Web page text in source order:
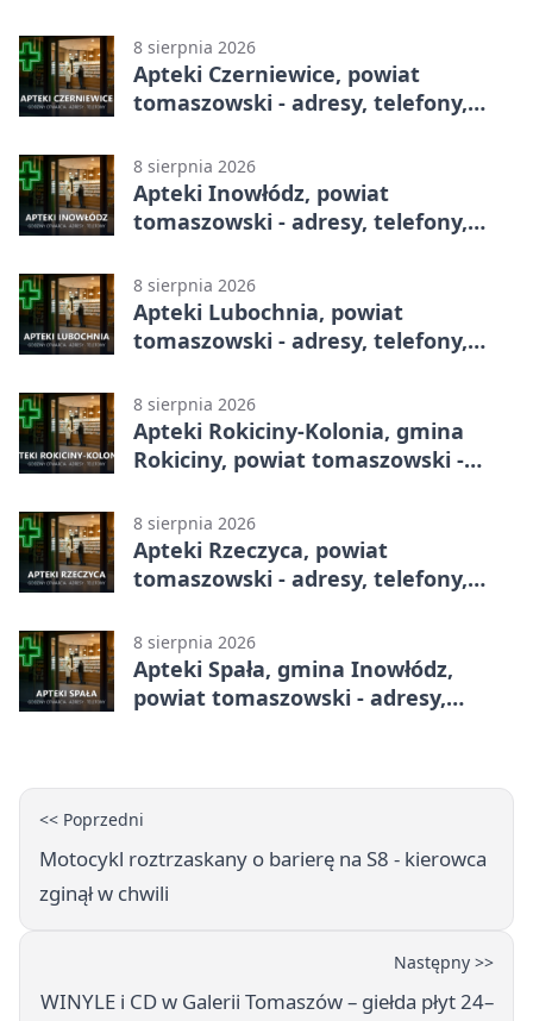
8 sierpnia 2026
Apteki Czerniewice, powiat
tomaszowski - adresy, telefony,
8 sierpnia 2026
Apteki Inowłódz, powiat
tomaszowski - adresy, telefony,
8 sierpnia 2026
Apteki Lubochnia, powiat
tomaszowski - adresy, telefony,
8 sierpnia 2026
Apteki Rokiciny-Kolonia, gmina
Rokiciny, powiat tomaszowski -
8 sierpnia 2026
Apteki Rzeczyca, powiat
tomaszowski - adresy, telefony,
8 sierpnia 2026
Apteki Spała, gmina Inowłódz,
powiat tomaszowski - adresy,
<< Poprzedni
Motocykl roztrzaskany o barierę na S8 - kierowca
zginął w chwili
Następny >>
WINYLE i CD w Galerii Tomaszów – giełda płyt 24–